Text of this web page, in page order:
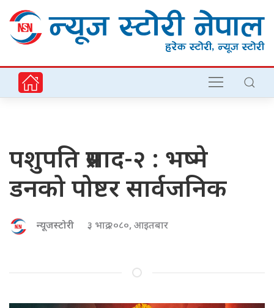
पशुपति प्रसाद-२ : भष्मे
डनको पोष्टर सार्वजनिक
न्यूजस्टोरी ३ भाद्र २०८०, आइतबार